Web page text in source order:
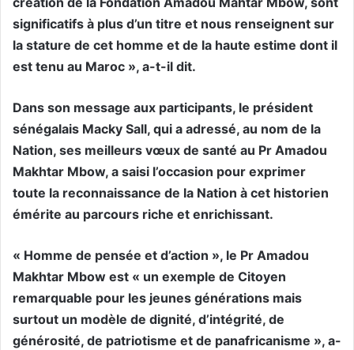
significatifs à plus d’un titre et nous renseignent sur
la stature de cet homme et de la haute estime dont il
est tenu au Maroc », a-t-il dit.
Dans son message aux participants, le président
sénégalais Macky Sall, qui a adressé, au nom de la
Nation, ses meilleurs vœux de santé au Pr Amadou
Makhtar Mbow, a saisi l’occasion pour exprimer
toute la reconnaissance de la Nation à cet historien
émérite au parcours riche et enrichissant.
« Homme de pensée et d’action », le Pr Amadou
Makhtar Mbow est « un exemple de Citoyen
remarquable pour les jeunes générations mais
surtout un modèle de dignité, d’intégrité, de
générosité, de patriotisme et de panafricanisme », a-